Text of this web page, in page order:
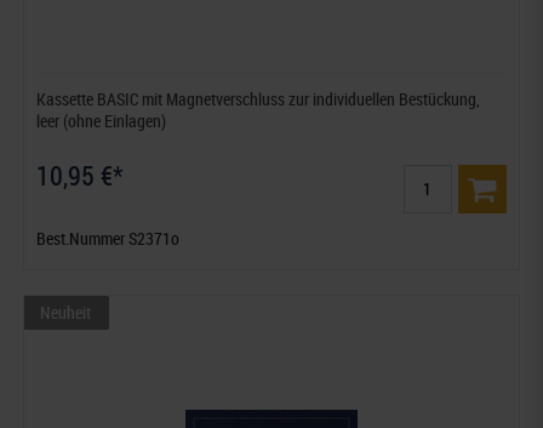
Kassette BASIC mit Magnetverschluss zur individuellen Bestückung,
leer (ohne Einlagen)
10,95 €*
Best.Nummer S2371o
Neuheit